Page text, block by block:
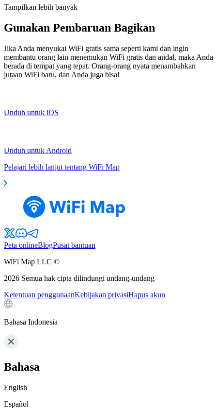
Tampilkan lebih banyak
Gunakan Pembaruan Bagikan
Jika Anda menyukai WiFi gratis sama seperti kami dan ingin
membantu orang lain menemukan WiFi gratis dan andal, maka Anda
berada di tempat yang tepat. Orang-orang nyata menambahkan
jutaan WiFi baru, dan Anda juga bisa!
Unduh untuk iOS
Unduh untuk Android
Pelajari lebih lanjut tentang WiFi Map
Peta onlineBlogPusat bantuan
WiFi Map LLC ©
2026 Semua hak cipta dilindungi undang-undang
Ketentuan penggunaanKebijakan privasiHapus akun
Bahasa Indonesia
Bahasa
English
Español